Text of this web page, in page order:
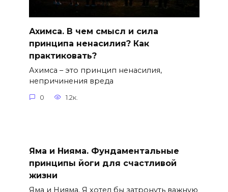
Ахимса. В чем смысл и сила
принципа ненасилия? Как
практиковать?
Ахимса – это принцип ненасилия,
непричинения вреда
0 1.2к.
Яма и Нияма. Фундаментальные
принципы йоги для счастливой
жизни
Яма и Нияма. Я хотел бы затронуть важную